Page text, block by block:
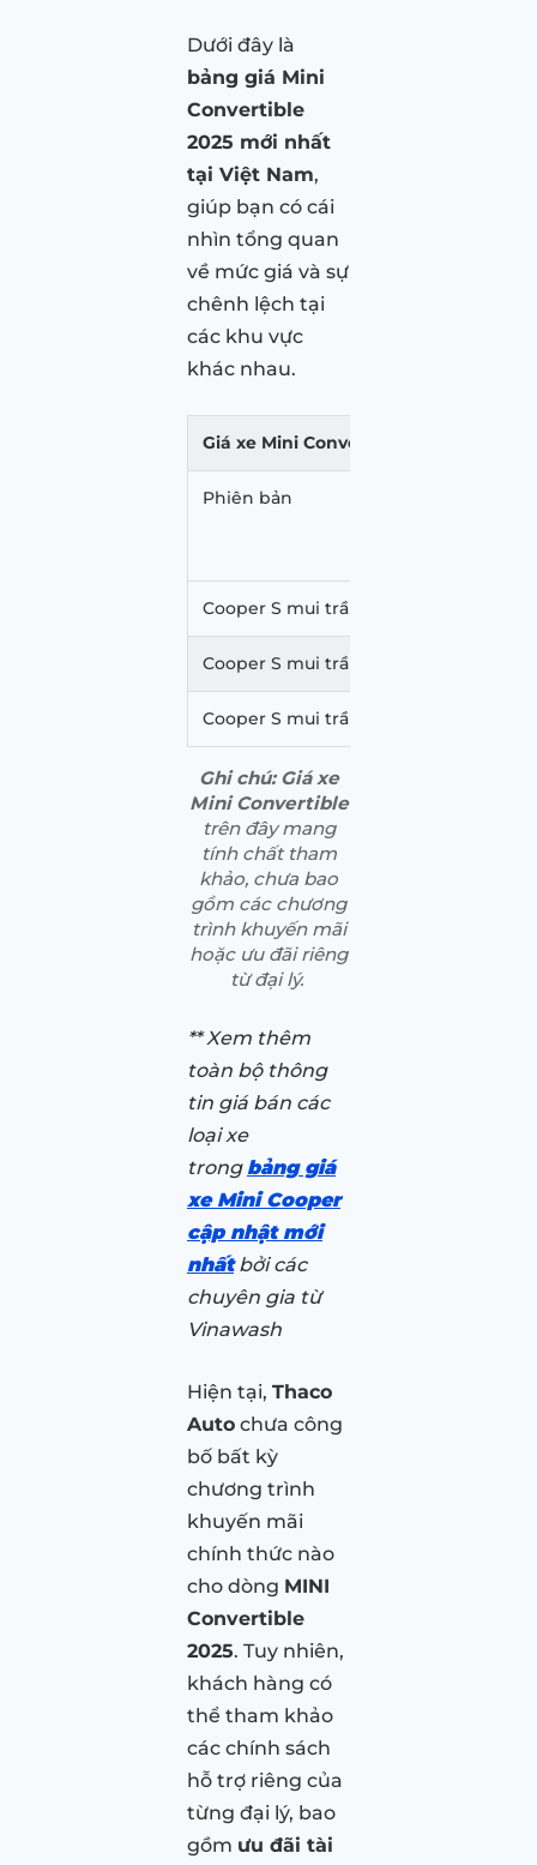
Dưới đây là
bảng giá Mini
Convertible
2025 mới nhất
tại Việt Nam,
giúp bạn có cái
nhìn tổng quan
về mức giá và sự
chênh lệch tại
các khu vực
khác nhau.
Giá xe Mini Convertible – Cập nhật
Phiên bản
Cooper S mui trần Chester
Cooper S mui trần Resolute
Cooper S mui trần Seaside
Ghi chú: Giá xe
Mini Convertible
trên đây mang
tính chất tham
khảo, chưa bao
gồm các chương
trình khuyến mãi
hoặc ưu đãi riêng
từ đại lý.
** Xem thêm
toàn bộ thông
tin giá bán các
loại xe
trong bảng giá
xe Mini Cooper
cập nhật mới
nhấtbởi các
chuyên gia từ
Vinawash
Hiện tại, Thaco
Auto chưa công
bố bất kỳ
chương trình
khuyến mãi
chính thức nào
cho dòng MINI
Convertible
2025. Tuy nhiên,
khách hàng có
thể tham khảo
các chính sách
hỗ trợ riêng của
từng đại lý, bao
gồm ưu đãi tài